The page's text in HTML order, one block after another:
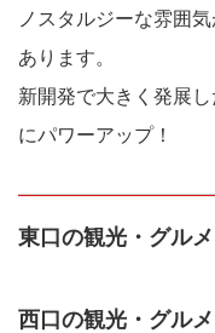
ノスタルジーな雰囲
あります。
新開発で大きく発展
にパワーアップ！
東口の観光・グル
西口の観光・グル